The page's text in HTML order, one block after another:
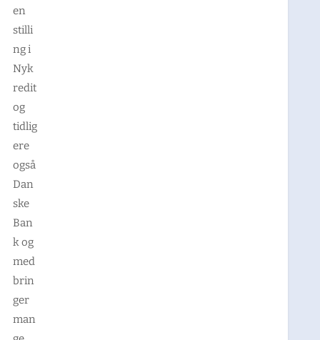
en
stilli
ng i
Nyk
redit
og
tidlig
ere
også
Dan
ske
Ban
k og
med
brin
ger
man